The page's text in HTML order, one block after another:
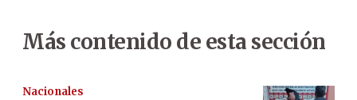
Más contenido de esta sección
Nacionales